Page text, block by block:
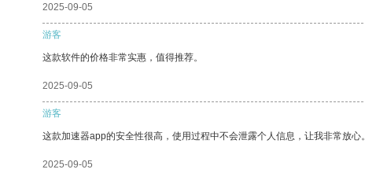
2025-09-05
游客
这款软件的价格非常实惠，值得推荐。
2025-09-05
游客
这款加速器app的安全性很高，使用过程中不会泄露个人信息，让我非常放心。
2025-09-05